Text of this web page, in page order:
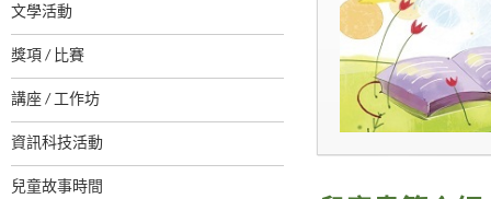
文學活動
獎項 / 比賽
講座 / 工作坊
資訊科技活動
兒童故事時間